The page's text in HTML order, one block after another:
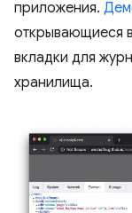
приложения.
открывающиеся
вкладки для
хранилища.